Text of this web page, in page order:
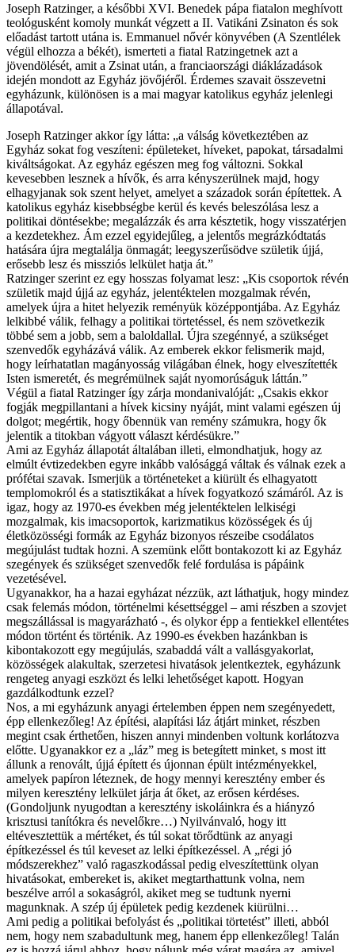
Joseph Ratzinger, a későbbi XVI. Benedek pápa fiatalon meghívott
teológusként komoly munkát végzett a II. Vatikáni Zsinaton és sok
előadást tartott utána is. Emmanuel nővér könyvében (A Szentlélek
végül elhozza a békét), ismerteti a fiatal Ratzingetnek azt a
jövendölését, amit a Zsinat után, a franciaországi diáklázadások
idején mondott az Egyház jövőjéről. Érdemes szavait összevetni
egyházunk, különösen is a mai magyar katolikus egyház jelenlegi
állapotával.
Joseph Ratzinger akkor így látta: „a válság következtében az
Egyház sokat fog veszíteni: épületeket, híveket, papokat, társadalmi
kiváltságokat. Az egyház egészen meg fog változni. Sokkal
kevesebben lesznek a hívők, és arra kényszerülnek majd, hogy
elhagyjanak sok szent helyet, amelyet a századok során építettek. A
katolikus egyház kisebbségbe kerül és kevés beleszólása lesz a
politikai döntésekbe; megalázzák és arra késztetik, hogy visszatérjen
a kezdetekhez. Ám ezzel egyidejűleg, a jelentős megrázkódtatás
hatására újra megtalálja önmagát; leegyszerűsödve születik újjá,
erősebb lesz és missziós lelkület hatja át.”
Ratzinger szerint ez egy hosszas folyamat lesz: „Kis csoportok révén
születik majd újjá az egyház, jelentéktelen mozgalmak révén,
amelyek újra a hitet helyezik reményük középpontjába. Az Egyház
lelkibbé válik, felhagy a politikai törtetéssel, és nem szövetkezik
többé sem a jobb, sem a baloldallal. Újra szegénnyé, a szükséget
szenvedők egyházává válik. Az emberek ekkor felismerik majd,
hogy leírhatatlan magányosság világában élnek, hogy elveszítették
Isten ismeretét, és megrémülnek saját nyomorúságuk láttán.”
Végül a fiatal Ratzinger így zárja mondanivalóját: „Csakis ekkor
fogják megpillantani a hívek kicsiny nyáját, mint valami egészen új
dolgot; megértik, hogy őbennük van remény számukra, hogy ők
jelentik a titokban vágyott választ kérdésükre.”
Ami az Egyház állapotát általában illeti, elmondhatjuk, hogy az
elmúlt évtizedekben egyre inkább valósággá váltak és válnak ezek a
prófétai szavak. Ismerjük a történeteket a kiürült és elhagyatott
templomokról és a statisztikákat a hívek fogyatkozó számáról. Az is
igaz, hogy az 1970-es években még jelentéktelen lelkiségi
mozgalmak, kis imacsoportok, karizmatikus közösségek és új
életközösségi formák az Egyház bizonyos részeibe csodálatos
megújulást tudtak hozni. A szemünk előtt bontakozott ki az Egyház
szegények és szükséget szenvedők felé fordulása is pápáink
vezetésével.
Ugyanakkor, ha a hazai egyházat nézzük, azt láthatjuk, hogy mindez
csak felemás módon, történelmi késettséggel – ami részben a szovjet
megszállással is magyarázható -, és olykor épp a fentiekkel ellentétes
módon történt és történik. Az 1990-es években hazánkban is
kibontakozott egy megújulás, szabaddá vált a vallásgyakorlat,
közösségek alakultak, szerzetesi hivatások jelentkeztek, egyházunk
rengeteg anyagi eszközt és lelki lehetőséget kapott. Hogyan
gazdálkodtunk ezzel?
Nos, a mi egyházunk anyagi értelemben éppen nem szegényedett,
épp ellenkezőleg! Az építési, alapítási láz átjárt minket, részben
megint csak érthetően, hiszen annyi mindenben voltunk korlátozva
előtte. Ugyanakkor ez a „láz” meg is betegített minket, s most itt
állunk a renovált, újjá épített és újonnan épült intézményekkel,
amelyek papíron léteznek, de hogy mennyi keresztény ember és
milyen keresztény lelkület járja át őket, az erősen kérdéses.
(Gondoljunk nyugodtan a keresztény iskoláinkra és a hiányzó
krisztusi tanítókra és nevelőkre…) Nyilvánvaló, hogy itt
eltévesztettük a mértéket, és túl sokat törődtünk az anyagi
építkezéssel és túl keveset az lelki építkezéssel. A „régi jó
módszerekhez” való ragaszkodással pedig elveszítettünk olyan
hivatásokat, embereket is, akiket megtarthattunk volna, nem
beszélve arról a sokaságról, akiket meg se tudtunk nyerni
magunknak. A szép új épületek pedig kezdenek kiürülni…
Ami pedig a politikai befolyást és „politikai törtetést” illeti, abból
nem, hogy nem szabadultunk meg, hanem épp ellenkezőleg! Talán